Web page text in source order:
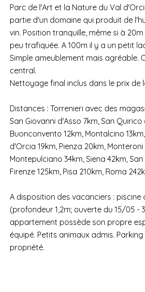
Parc de l'Art et la Nature du Val
partie d'un domaine qui produit de
vin. Position tranquille, même si à
peu trafiquée. A 100m il y a un petit
Simple ameublement mais agréable.
central.
Nettoyage final inclus dans le prix de
Distances : Torrenieri avec des
San Giovanni d'Asso 7km, San Quirico
Buonconvento 12km, Montalcino
d'Orcia 19km, Pienza 20km,
Montepulciano 34km, Siena 42km,
Firenze 125km, Pisa 210km, Roma
A disposition des vacanciers : piscine
(profondeur 1,2m; ouverte du 15/05 -
appartement possède son propre
équipé. Petits animaux admis.
propriété.